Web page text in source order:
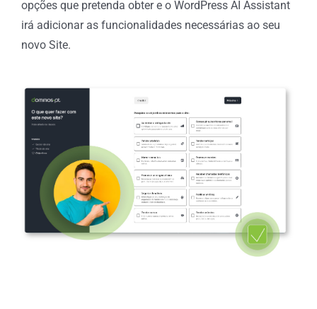
opções que pretenda obter e o WordPress AI Assistant
irá adicionar as funcionalidades necessárias ao seu
novo Site.